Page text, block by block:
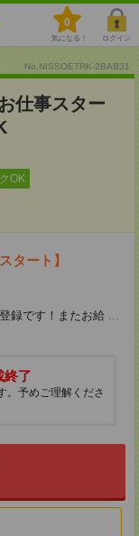
0
気になる！ ログイン
No.NISSOETRK-2BAB31
仕事スター
OK
タート】
録です！またお給 ...
終了
。予めご理解くださ